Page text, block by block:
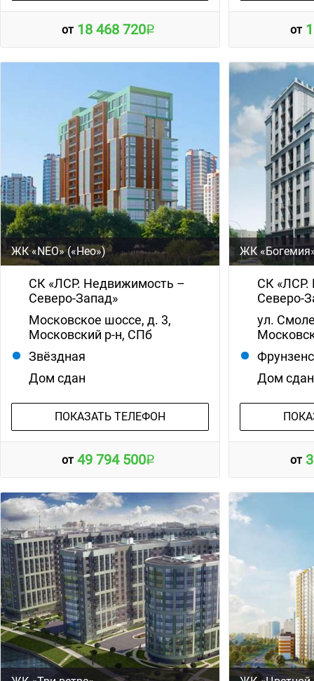
от 18 468 720 от
ЖК «NEO» («Нео»)
СК «ЛСР. Недвижимость –
Северо-Запад»
Московское шоссе, д. 3,
Московский р-н, СПб
Звёздная
Дом сдан
ПОКАЗАТЬ ТЕЛЕФОН
от 49 794 500
ЖК
СК «ЛСР.
Северо-
ул.
Дом сдан
от